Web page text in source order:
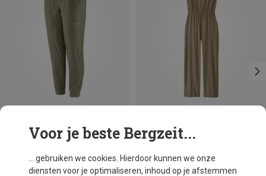
Je bespaart 20% Je bespaart 40%
Voor je beste Bergzeit...
... gebruiken we cookies. Hierdoor kunnen we onze
diensten voor je optimaliseren, inhoud op je afstemmen